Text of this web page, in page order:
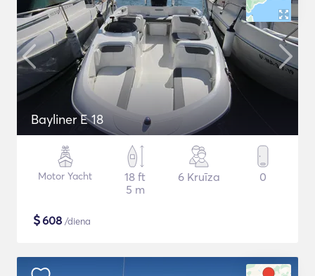
Bayliner E 18
Motor Yacht
18 ft
5 m
6 Kruīza 0
$608 /diena